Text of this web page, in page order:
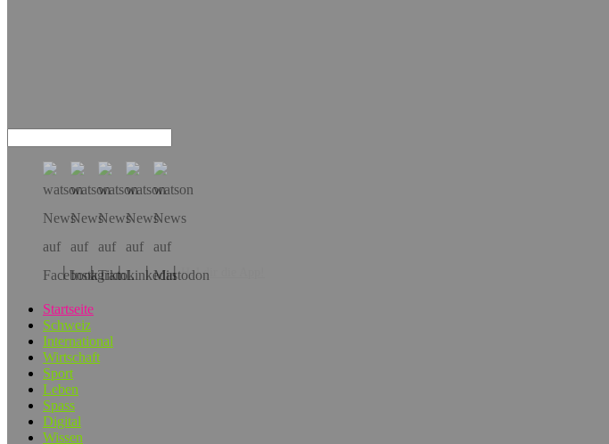
Hol dir die App!
Startseite
Schweiz
International
Wirtschaft
Sport
Leben
Spass
Digital
Wissen